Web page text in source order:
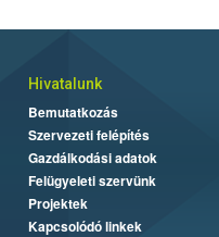
Hivatalunk
Bemutatkozás
Szervezeti felépítés
Gazdálkodási adatok
Felügyeleti szervünk
Projektek
Kapcsolódó linkek